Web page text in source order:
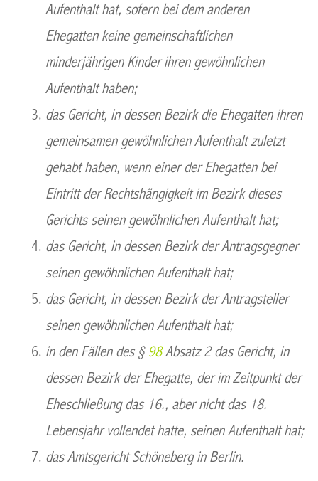
Aufenthalt hat, sofern bei dem anderen
Ehegatten keine gemeinschaftlichen
minderjährigen Kinder ihren gewöhnlichen
Aufenthalt haben;
das Gericht, in dessen Bezirk die Ehegatten ihren
gemeinsamen gewöhnlichen Aufenthalt zuletzt
gehabt haben, wenn einer der Ehegatten bei
Eintritt der Rechtshängigkeit im Bezirk dieses
Gerichts seinen gewöhnlichen Aufenthalt hat;
das Gericht, in dessen Bezirk der Antragsgegner
seinen gewöhnlichen Aufenthalt hat;
das Gericht, in dessen Bezirk der Antragsteller
seinen gewöhnlichen Aufenthalt hat;
in den Fällen des § 98Absatz 2 das Gericht, in
dessen Bezirk der Ehegatte, der im Zeitpunkt der
Eheschließung das 16., aber nicht das 18.
Lebensjahr vollendet hatte, seinen Aufenthalt hat;
das Amtsgericht Schöneberg in Berlin.